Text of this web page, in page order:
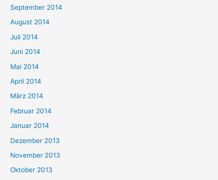
September 2014
August 2014
Juli 2014
Juni 2014
Mai 2014
April 2014
März 2014
Februar 2014
Januar 2014
Dezember 2013
November 2013
Oktober 2013